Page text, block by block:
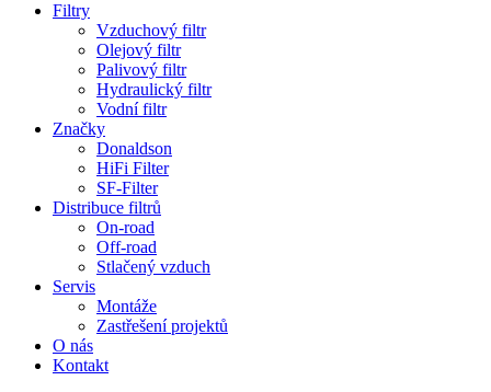
Filtry
Vzduchový filtr
Olejový filtr
Palivový filtr
Hydraulický filtr
Vodní filtr
Značky
Donaldson
HiFi Filter
SF-Filter
Distribuce filtrů
On-road
Off-road
Stlačený vzduch
Servis
Montáže
Zastřešení projektů
O nás
Kontakt